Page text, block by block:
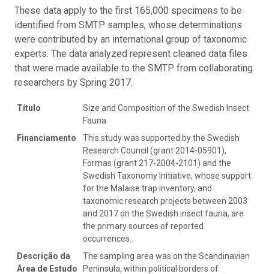
These data apply to the first 165,000 specimens to be
identified from SMTP samples, whose determinations
were contributed by an international group of taxonomic
experts. The data analyzed represent cleaned data files
that were made available to the SMTP from collaborating
researchers by Spring 2017.
Título
Size and Composition of the Swedish Insect
Fauna
Financiamento
This study was supported by the Swedish
Research Council (grant 2014-05901),
Formas (grant 217-2004-2101) and the
Swedish Taxonomy Initiative, whose support
for the Malaise trap inventory, and
taxonomic research projects between 2003
and 2017 on the Swedish insect fauna, are
the primary sources of reported
occurrences.
Descrição da
Área de Estudo
The sampling area was on the Scandinavian
Peninsula, within political borders of